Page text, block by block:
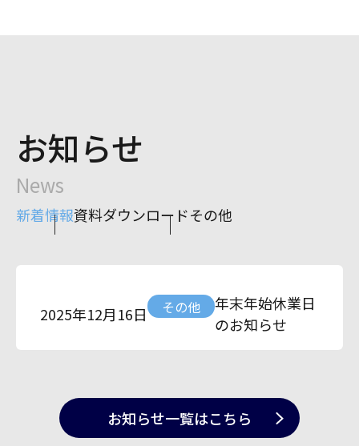
お知らせ
News
新着情報資料ダウンロードその他
2025年12月16日 その他
年末年始休業日
のお知らせ
お知らせ一覧はこちら